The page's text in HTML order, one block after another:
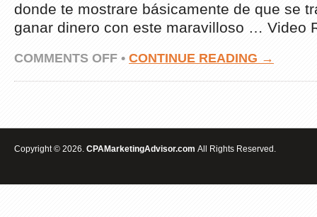
donde te mostrare básicamente de que se
ganar dinero con este maravilloso … Video
COMMENTS OFFON
GANAR
DINERO
1
• CONTINUE READING →
Copyright © 2026. CPAMarketingAdvisor.com All Rights Reserved.